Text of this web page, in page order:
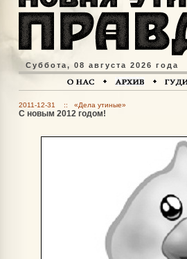
Суббота, 08 августа 2026 года
2011-12-31 :: «Дела утиные»
С новым 2012 годом!